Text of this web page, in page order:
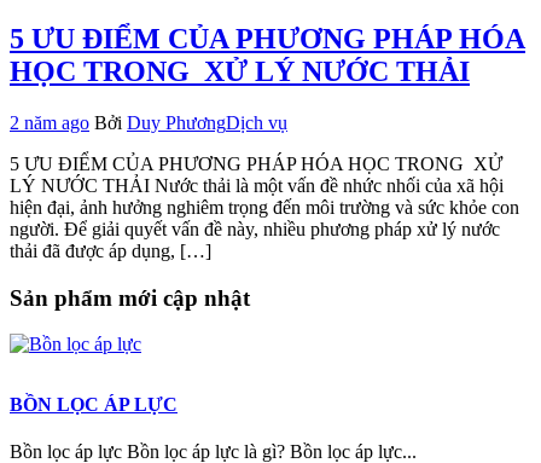
5 ƯU ĐIỂM CỦA PHƯƠNG PHÁP HÓA
HỌC TRONG XỬ LÝ NƯỚC THẢI
2 năm ago Bởi Duy PhươngDịch vụ
5 ƯU ĐIỂM CỦA PHƯƠNG PHÁP HÓA HỌC TRONG XỬ
LÝ NƯỚC THẢI Nước thải là một vấn đề nhức nhối của xã hội
hiện đại, ảnh hưởng nghiêm trọng đến môi trường và sức khỏe con
người. Để giải quyết vấn đề này, nhiều phương pháp xử lý nước
thải đã được áp dụng, […]
Sản phẩm mới cập nhật
BỒN LỌC ÁP LỰC
Bồn lọc áp lực Bồn lọc áp lực là gì? Bồn lọc áp lực...